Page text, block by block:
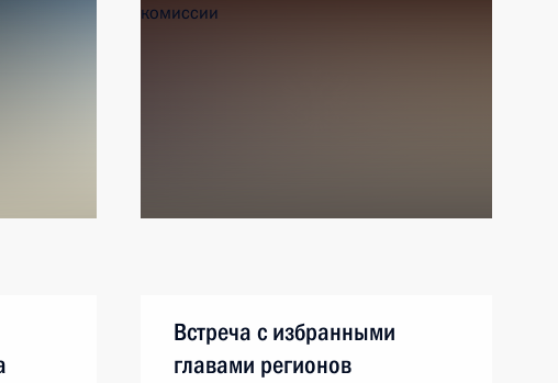
Встреча с избранными
главами регионов